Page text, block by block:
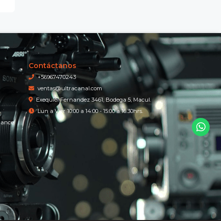
Contáctanos
+56967470243
ventas@ultracanal.com
Exequiel Fernandez 3461, Bodega 5, Macul.
Lun a Vier 10:00 a 14:00 - 15:00 a 16:30hrs.